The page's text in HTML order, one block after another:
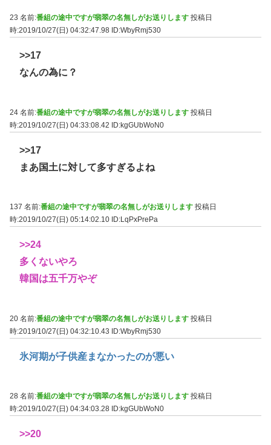
23 名前:番組の途中ですが翡翠の名無しがお送りします 投稿日
時:2019/10/27(日) 04:32:47.98 ID:WbyRmj530
>>17
なんの為に？
24 名前:番組の途中ですが翡翠の名無しがお送りします 投稿日
時:2019/10/27(日) 04:33:08.42 ID:kgGUbWoN0
>>17
まあ国土に対して多すぎるよね
137 名前:番組の途中ですが翡翠の名無しがお送りします 投稿日
時:2019/10/27(日) 05:14:02.10 ID:LqPxPrePa
>>24
多くないやろ
韓国は五千万やぞ
20 名前:番組の途中ですが翡翠の名無しがお送りします 投稿日
時:2019/10/27(日) 04:32:10.43 ID:WbyRmj530
氷河期が子供産まなかったのが悪い
28 名前:番組の途中ですが翡翠の名無しがお送りします 投稿日
時:2019/10/27(日) 04:34:03.28 ID:kgGUbWoN0
>>20